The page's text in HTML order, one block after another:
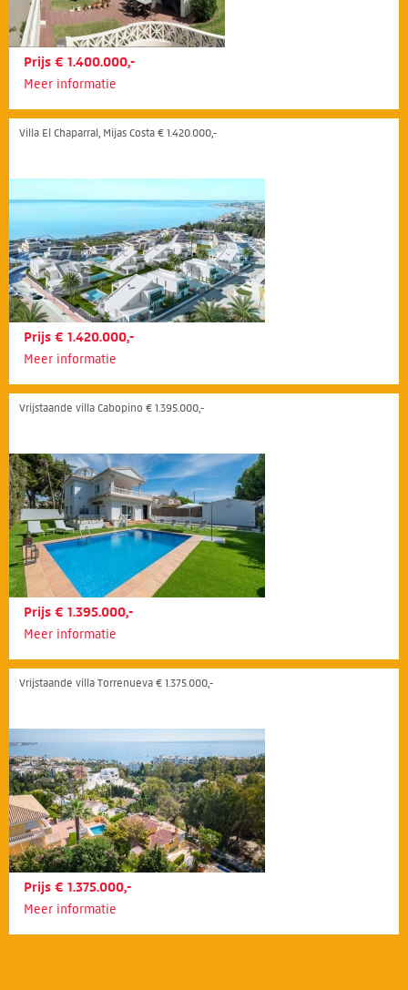
Prijs € 1.400.000,-
Meer informatie
Villa El Chaparral, Mijas Costa € 1.420.000,-
Prijs € 1.420.000,-
Meer informatie
Vrijstaande villa Cabopino € 1.395.000,-
Prijs € 1.395.000,-
Meer informatie
Vrijstaande villa Torrenueva € 1.375.000,-
Prijs € 1.375.000,-
Meer informatie